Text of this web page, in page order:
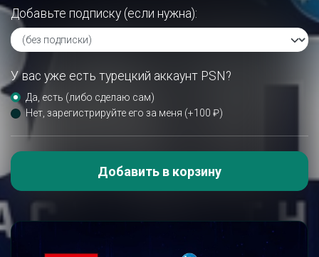
Добавьте подписку (если нужна):
У вас уже есть турецкий аккаунт PSN?
Да, есть (либо сделаю сам)
Нет, зарегистрируйте его за меня (+100 ₽)
Добавить в корзину